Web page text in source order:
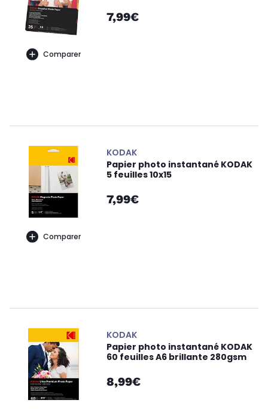
Comparer
7,99€
Comparer
KODAK
Papier photo instantané KODAK
5 feuilles 10x15
7,99€
KODAK
Papier photo instantané KODAK
60 feuilles A6 brillante 280gsm
8,99€